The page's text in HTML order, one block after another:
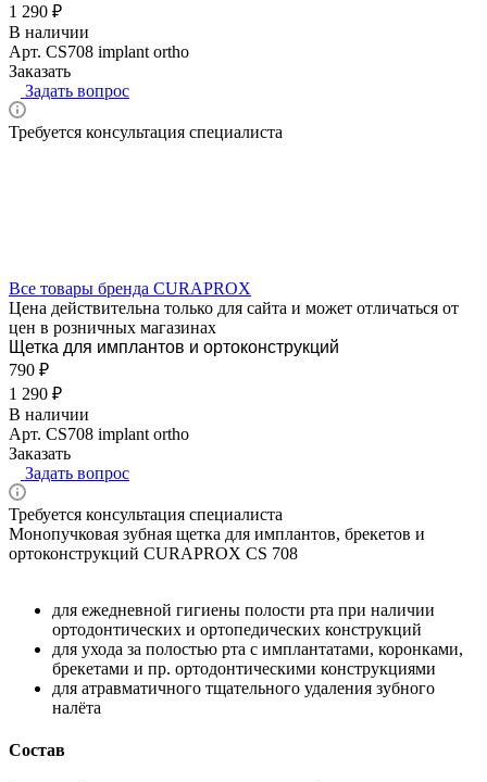
1 290 ₽
В наличии
Арт. CS708 implant ortho
Заказать
Задать вопрос
Требуется консультация специалиста
Все товары бренда CURAPROX
Цена действительна только для сайта и может отличаться от
цен в розничных магазинах
Щетка для имплантов и ортоконструкций
790 ₽
1 290 ₽
В наличии
Арт. CS708 implant ortho
Заказать
Задать вопрос
Требуется консультация специалиста
Монопучковая зубная щетка для имплантов, брекетов и
ортоконструкций CURAPROX CS 708
для ежедневной гигиены полости рта при наличии
ортодонтических и ортопедических конструкций
для ухода за полостью рта с имплантатами, коронками,
брекетами и пр. ортодонтическими конструкциями
для атравматичного тщательного удаления зубного
налёта
Состав